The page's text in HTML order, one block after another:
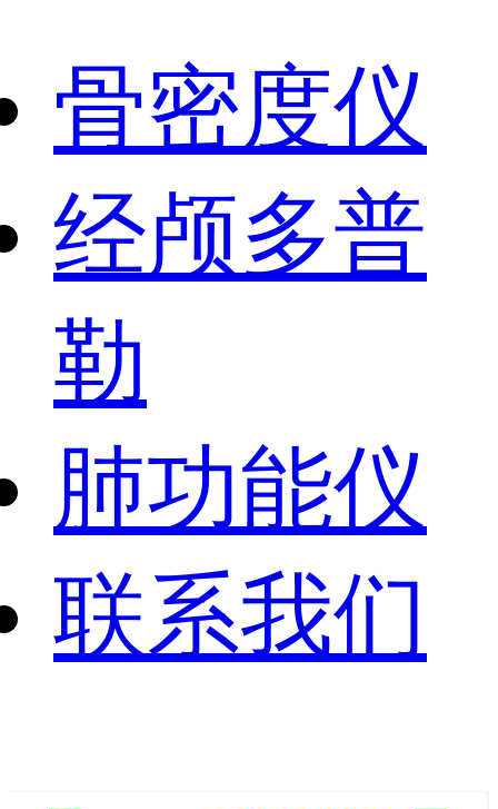
骨密度仪
经颅多普
勒
肺功能仪
联系我们